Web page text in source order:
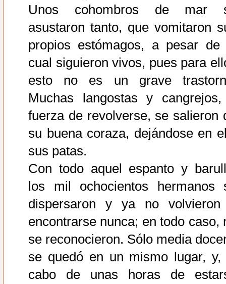
Unos cohombros de mar
asustaron tanto, que vomitaron
propios estómagos, a pesar de
cual siguieron vivos, pues para
esto no es un grave
Muchas langostas y
fuerza de revolverse, se salieron
su buena coraza, dejándose en
sus patas.
Con todo aquel espanto y
los mil ochocientos hermanos
dispersaron y ya no
encontrarse nunca; en todo caso,
se reconocieron. Sólo media
se quedó en un mismo lugar, y,
cabo de unas horas de